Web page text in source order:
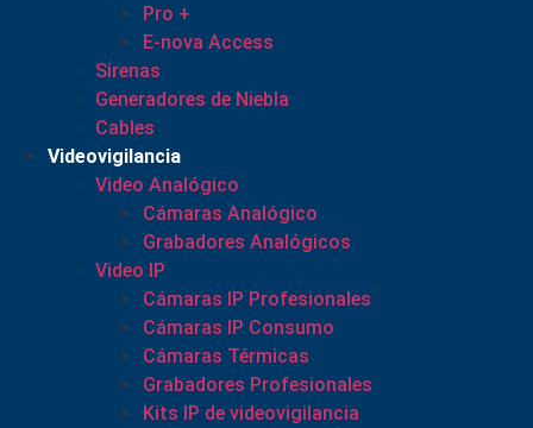
Pro +
E-nova Access
Sirenas
Generadores de Niebla
Cables
Videovigilancia
Video Analógico
Cámaras Analógico
Grabadores Analógicos
Video IP
Cámaras IP Profesionales
Cámaras IP Consumo
Cámaras Térmicas
Grabadores Profesionales
Kits IP de videovigilancia